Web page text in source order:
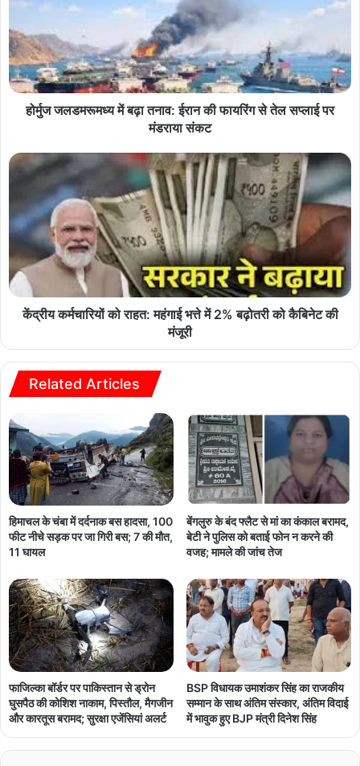
होर्मुज जलडमरूमध्य में बढ़ा तनाव: ईरान की फायरिंग से तेल सप्लाई पर
मंडराया संकट
केंद्रीय कर्मचारियों को राहत: महंगाई भत्ते में 2% बढ़ोतरी को कैबिनेट की
मंजूरी
Related Articles
हिमाचल के चंबा में दर्दनाक बस हादसा, 100
फीट नीचे सड़क पर जा गिरी बस; 7 की मौत,
11 घायल
बेंगलुरु के बंद फ्लैट से मां का कंकाल बरामद,
बेटी ने पुलिस को बताई फोन न करने की
वजह; मामले की जांच तेज
फाजिल्का बॉर्डर पर पाकिस्तान से ड्रोन
घुसपैठ की कोशिश नाकाम, पिस्तौल, मैगजीन
और कारतूस बरामद; सुरक्षा एजेंसियां अलर्ट
BSP विधायक उमाशंकर सिंह का राजकीय
सम्मान के साथ अंतिम संस्कार, अंतिम विदाई
में भावुक हुए BJP मंत्री दिनेश सिंह